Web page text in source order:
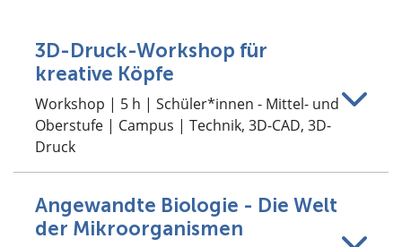
3D-Druck-Workshop für
kreative Köpfe
Workshop | 5 h | Schüler*innen - Mittel- und
Oberstufe | Campus | Technik, 3D-CAD, 3D-
Druck
Angewandte Biologie - Die Welt
der Mikroorganismen